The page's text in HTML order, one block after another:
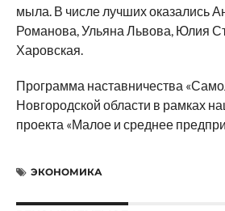
мыла. В числе лучших оказались
Романова, Ульяна Львова, Юлия
Харовская.
Программа наставничества
Новгородской области в рамках
проекта «Малое и среднее
ЭКОНОМИКА